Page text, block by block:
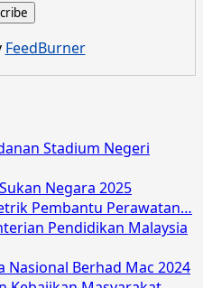
FeedBurner
Stadium Negeri
Negara 2025
Pembantu Perawatan…
Pendidikan Malaysia
Nasional Berhad Mac 2024